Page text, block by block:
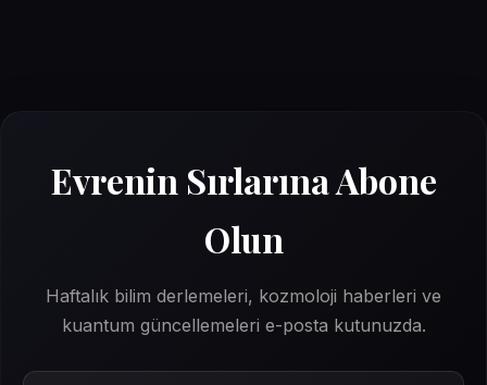
Evrenin Sırlarına Abone
Olun
Haftalık bilim derlemeleri, kozmoloji haberleri ve
kuantum güncellemeleri e-posta kutunuzda.